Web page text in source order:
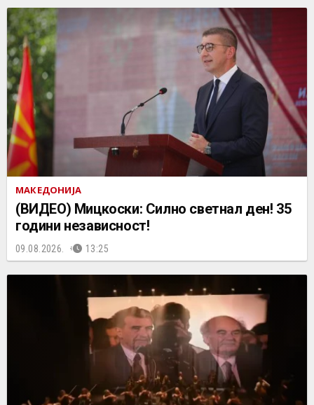
МАКЕДОНИЈА
(ВИДЕО) Мицкоски: Силно светнал ден! 35
години независност!
09.08.2026. 13:25